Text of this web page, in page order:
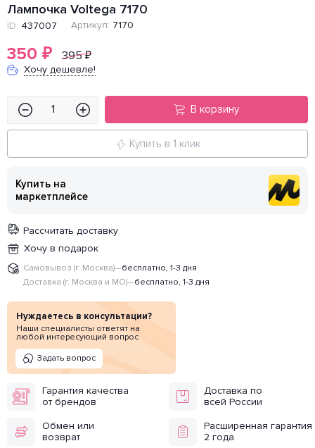
Лампочка Voltega 7170
ID: 437007 Артикул: 7170
350 ₽ 395₽
Хочу дешевле!
В корзину
Купить в 1 клик
Купить на
маркетплейсе
Рассчитать доставку
Хочу в подарок
Самовывоз (г. Москва)—бесплатно, 1-3 дня
Доставка (г. Москва и МО)—бесплатно, 1-3 дня
Нуждаетесь в консультации?
Наши специалисты ответят на
любой интересующий вопрос
Задать вопрос
Гарантия качества
от брендов
Доставка по
всей России
Обмен или
возврат
Расширенная гарантия
2 года